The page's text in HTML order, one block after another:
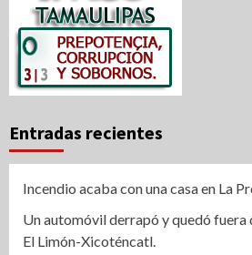
Entradas recientes
Incendio acaba con una casa en La
Un automóvil derrapó y quedó
El Limón-Xicoténcatl.